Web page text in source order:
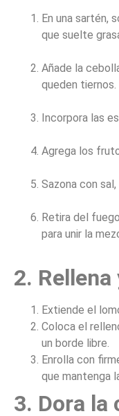
En una sartén,
que suelte
Añade la
queden tiernos.
Incorpora las
Agrega los
Sazona con
Retira del
para unir la
2. Rellena
Extiende el
Coloca el
un borde libre.
Enrolla con
que mantenga
3. Dora la